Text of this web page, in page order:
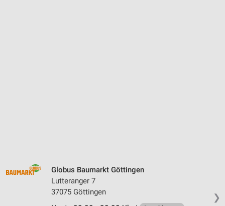
❯
Globus Baumarkt Göttingen
Lutteranger 7
37075 Göttingen